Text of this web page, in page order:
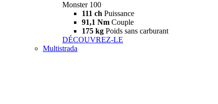
Monster 100
111 ch Puissance
91,1 Nm Couple
175 kg Poids sans carburant
DÉCOUVREZ-LE
Multistrada